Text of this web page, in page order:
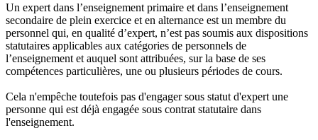
Un expert dans l’enseignement primaire et dans l’enseignement
secondaire de plein exercice et en alternance est un membre du
personnel qui, en qualité d’expert, n’est pas soumis aux dispositions
statutaires applicables aux catégories de personnels de
l’enseignement et auquel sont attribuées, sur la base de ses
compétences particulières, une ou plusieurs périodes de cours.
Cela n'empêche toutefois pas d'engager sous statut d'expert une
personne qui est déjà engagée sous contrat statutaire dans
l'enseignement.